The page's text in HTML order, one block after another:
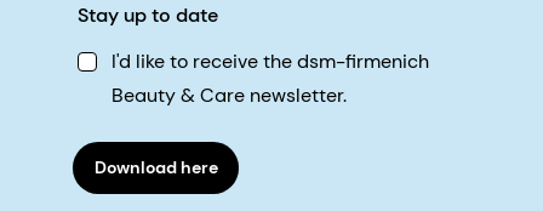
Stay up to date
I'd like to receive the dsm-firmenich
Beauty & Care newsletter.
Download here